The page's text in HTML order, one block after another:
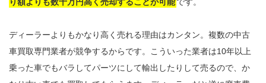
ディーラーよりもかなり高く売れる理由はカンタン。複数の中古
車買取専門業者が競争するからです。こういった業者は10年以上
乗った車でもバラしてパーツにして輸出したりして売るので、か